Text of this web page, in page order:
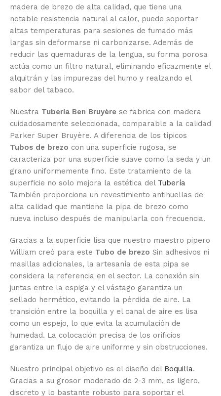
madera de brezo de alta calidad, que tiene una
notable resistencia natural al calor, puede soportar
altas temperaturas para sesiones de fumado más
largas sin deformarse ni carbonizarse. Además de
reducir las quemaduras de la lengua, su forma porosa
actúa como un filtro natural, eliminando eficazmente el
alquitrán y las impurezas del humo y realzando el
sabor del tabaco.
Nuestra Tubería Ben Bruyère se fabrica con madera
cuidadosamente seleccionada, comparable a la calidad
Parker Super Bruyère. A diferencia de los típicos
Tubos de brezo con una superficie rugosa, se
caracteriza por una superficie suave como la seda y un
grano uniformemente fino. Este tratamiento de la
superficie no solo mejora la estética delTubería
También proporciona un revestimiento antihuellas de
alta calidad que mantiene la pipa de brezo como
nueva incluso después de manipularla con frecuencia.
Gracias a la superficie lisa que nuestro maestro pipero
William creó para este Tubo de brezo Sin adhesivos ni
masillas adicionales, la artesanía de esta pipa se
considera la referencia en el sector. La conexión sin
juntas entre la espiga y el vástago garantiza un
sellado hermético, evitando la pérdida de aire. La
transición entre la boquilla y el canal de aire es lisa
como un espejo, lo que evita la acumulación de
humedad. La colocación precisa de los orificios
garantiza un flujo de aire uniforme y sin obstrucciones.
Nuestro principal objetivo es el diseño del Boquilla.
Gracias a su grosor moderado de 2-3 mm, es ligero,
discreto y lo bastante robusto para soportar el